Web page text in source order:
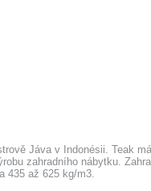
Jáva v Indonésii. Teak
zahradního nábytku.
435 až 625 kg/m3.